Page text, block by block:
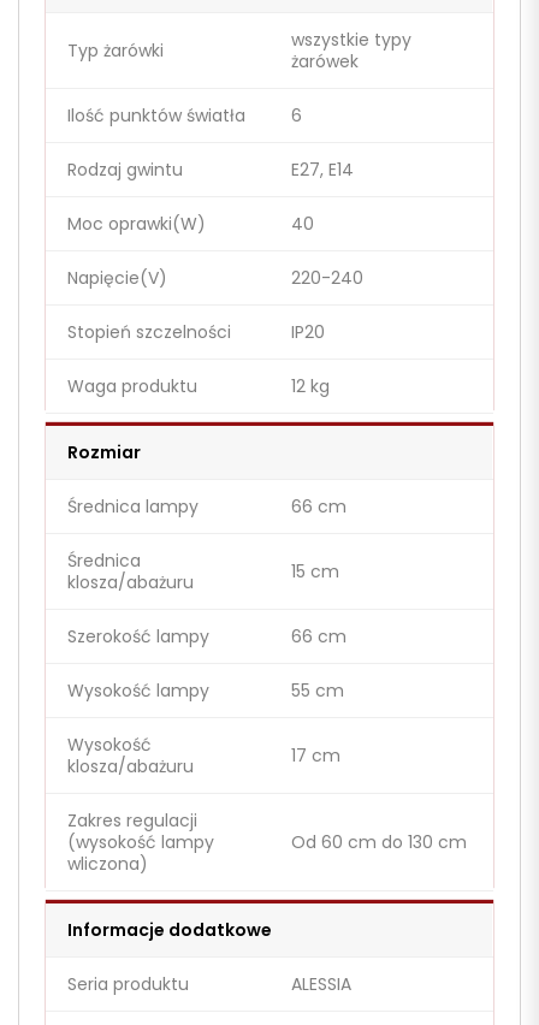
Typ żarówki
wszystkie typy
żarówek
Ilość punktów światła 6
Rodzaj gwintu E27, E14
Moc oprawki(W) 40
Napięcie(V) 220-240
Stopień szczelności IP20
Waga produktu 12 kg
Rozmiar
Średnica lampy 66 cm
Średnica
klosza/abażuru
15 cm
Szerokość lampy 66 cm
Wysokość lampy 55 cm
Wysokość
klosza/abażuru
17 cm
Zakres regulacji
(wysokość lampy
wliczona)
Od 60 cm do 130 cm
Informacje dodatkowe
Seria produktu ALESSIA